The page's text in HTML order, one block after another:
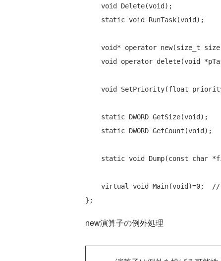
void Delete(void );
static void RunTask(void );
void* operator new(size_t
void
operator delete(void
void SetPriority(float
static DWORD GetSize(void );
static DWORD GetCount(void );
static void Dump(const char
virtual void Main(void )=0; //
new演算子の例外処理